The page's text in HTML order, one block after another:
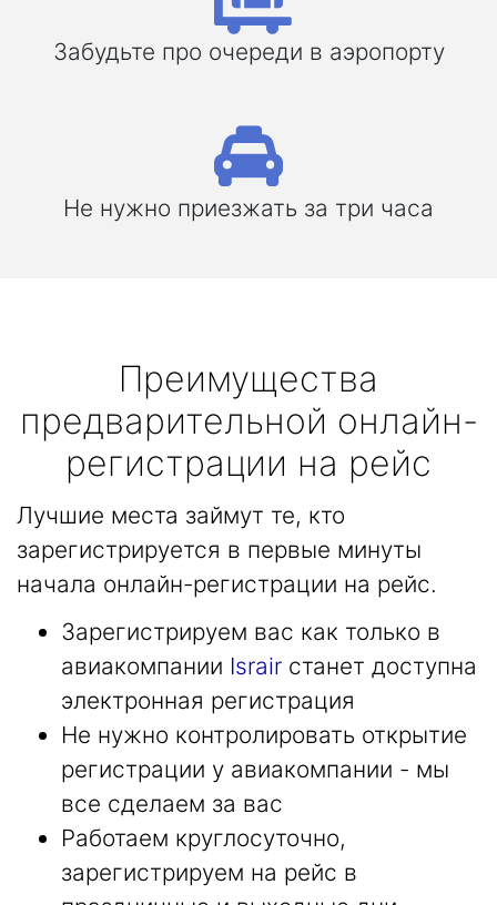
Забудьте про очереди в аэропорту
Не нужно приезжать за три часа
Преимущества
предварительной онлайн-
регистрации на рейс
Лучшие места займут те, кто
зарегистрируется в первые минуты
начала онлайн-регистрации на рейс.
Зарегистрируем вас как только в
авиакомпании Israir станет доступна
электронная регистрация
Не нужно контролировать открытие
регистрации у авиакомпании - мы
все сделаем за вас
Работаем круглосуточно,
зарегистрируем на рейс в